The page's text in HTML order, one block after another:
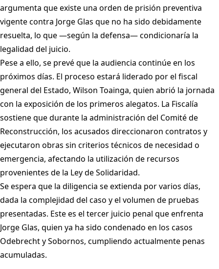
argumenta que existe una orden de prisión preventiva
vigente contra Jorge Glas que no ha sido debidamente
resuelta, lo que —según la defensa— condicionaría la
legalidad del juicio.
Pese a ello, se prevé que la audiencia continúe en los
próximos días. El proceso estará liderado por el fiscal
general del Estado, Wilson Toainga, quien abrió la jornada
con la exposición de los primeros alegatos. La Fiscalía
sostiene que durante la administración del Comité de
Reconstrucción, los acusados direccionaron contratos y
ejecutaron obras sin criterios técnicos de necesidad o
emergencia, afectando la utilización de recursos
provenientes de la Ley de Solidaridad.
Se espera que la diligencia se extienda por varios días,
dada la complejidad del caso y el volumen de pruebas
presentadas. Este es el tercer juicio penal que enfrenta
Jorge Glas, quien ya ha sido condenado en los casos
Odebrecht y Sobornos, cumpliendo actualmente penas
acumuladas.